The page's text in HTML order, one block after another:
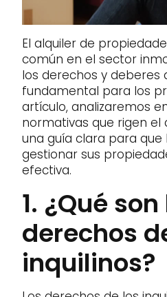
El alquiler de
común en el sector
los derechos y deberes
fundamental para los
artículo, analizaremos
normativas que rigen el
una guía clara para que
gestionar sus
efectiva.
1. ¿Qué
derechos
inquilinos?